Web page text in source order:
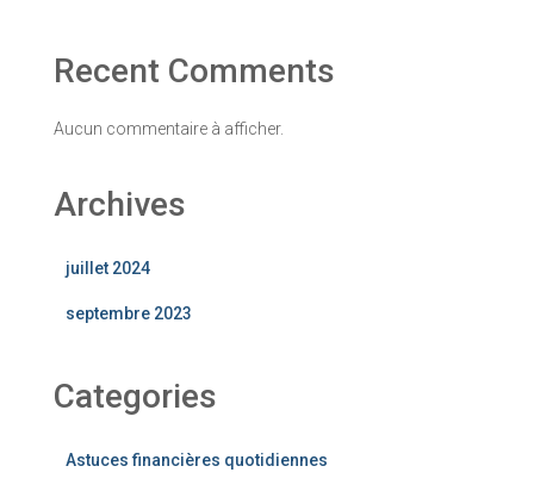
Recent Comments
Aucun commentaire à afficher.
Archives
juillet 2024
septembre 2023
Categories
Astuces financières quotidiennes